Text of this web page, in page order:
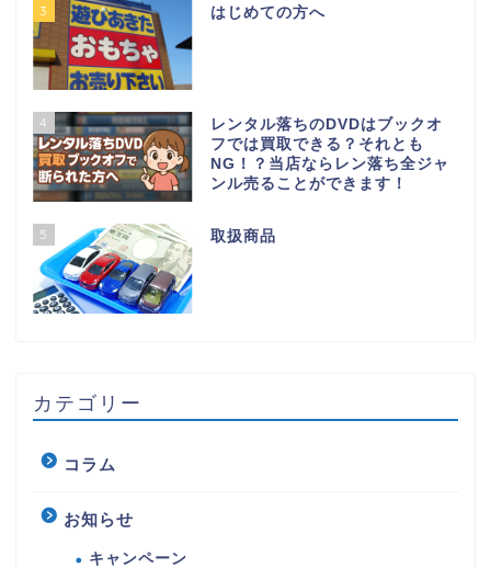
3 はじめての方へ
4
レンタル落ちのDVDはブックオ
フでは買取できる？それとも
NG！？当店ならレン落ち全ジャ
ンル売ることができます！
5 取扱商品
カテゴリー
コラム
お知らせ
キャンペーン